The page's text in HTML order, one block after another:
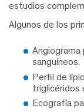
estudios
Algunos de los
Angiograma
sanguíneos.
Perfil de
triglicéridos
Ecografía